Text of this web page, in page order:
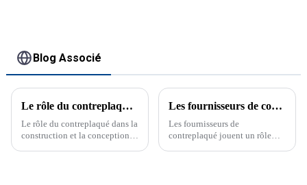
Blog Associé
Le rôle du contreplaqué dans la construction et la conception modernes
Le rôle du contreplaqué dans la
construction et la conception
Les fournisseurs de contreplaqué transforment le marché
Les fournisseurs de
contreplaqué jouent un rôle